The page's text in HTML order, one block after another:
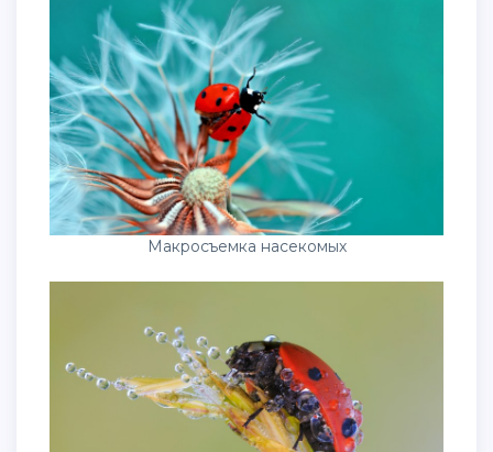
Макросъемка насекомых